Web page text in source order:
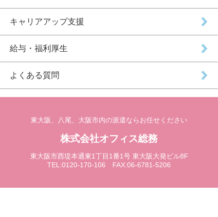
キャリアアップ支援
給与・福利厚生
よくある質問
東大阪、八尾、大阪市内の派遣ならお任せください
株式会社オフィス総務
東大阪市西堤本通東1丁目1番1号 東大阪大発ビル8F
TEL:0120-170-106 FAX:06-6781-5206